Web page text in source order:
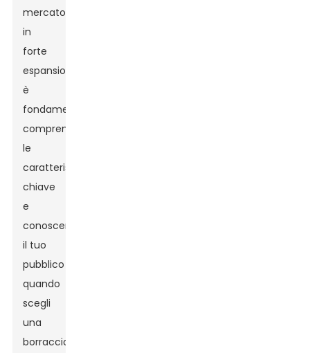
mercato
in
forte
espansione,
è
fondamentale
comprendere
le
caratteristiche
chiave
e
conoscere
il tuo
pubblico
quando
scegli
una
borraccia.